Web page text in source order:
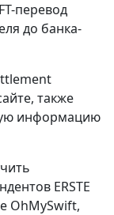
перевод
до банка-
также
информацию
ERSTE
OhMySwift,